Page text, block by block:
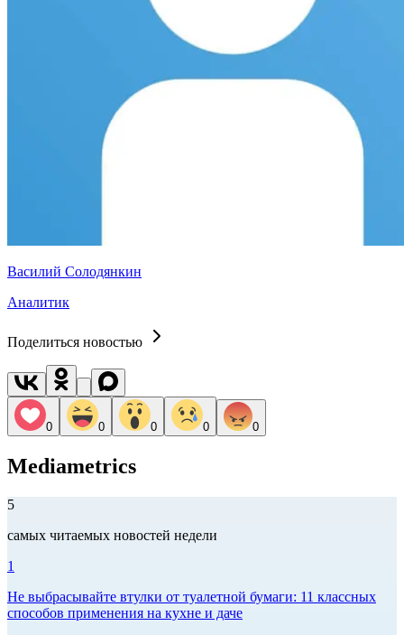
Василий Солодянкин
Аналитик
Поделиться новостью
0 0 0 0 0
Mediametrics
5
самых читаемых новостей недели
1
Не выбрасывайте втулки от туалетной бумаги: 11 классных
способов применения на кухне и даче